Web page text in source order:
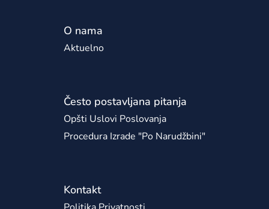
O nama
Aktuelno
Često postavljana pitanja
Opšti Uslovi Poslovanja
Procedura Izrade "po Narudžbini"
Kontakt